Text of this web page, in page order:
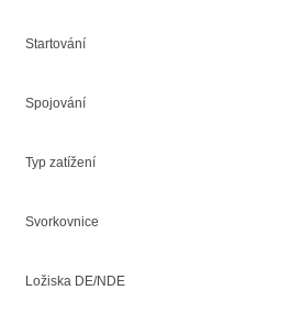
Startování
Spojování
Typ zatížení
Svorkovnice
Ložiska DE/NDE